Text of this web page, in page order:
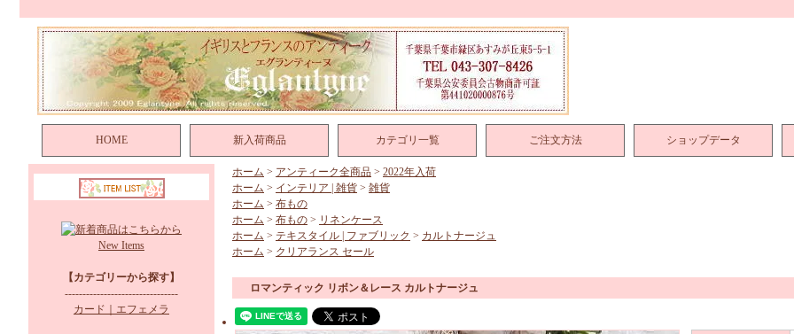
HOME 新入荷商品 カテゴリ一覧 ご注文方法 ショップデータ
New Items
【カテゴリーから探す】
--------------------------------
カード｜エフェメラ
ホーム > アンティーク全商品 > 2022年入荷
ホーム > インテリア | 雑貨 > 雑貨
ホーム > 布もの
ホーム > 布もの > リネンケース
ホーム > テキスタイル | ファブリック > カルトナージュ
ホーム > クリアランス セール
ロマンティック リボン＆レース カルトナージュ